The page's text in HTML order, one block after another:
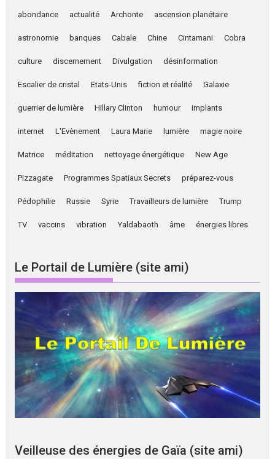
abondance actualité Archonte ascension planétaire
astronomie banques Cabale Chine Cintamani Cobra
culture discernement Divulgation désinformation
Escalier de cristal Etats-Unis fiction et réalité Galaxie
guerrier de lumière Hillary Clinton humour implants
internet L'Evènement Laura Marie lumière magie noire
Matrice méditation nettoyage énergétique New Age
Pizzagate Programmes Spatiaux Secrets préparez-vous
Pédophilie Russie Syrie Travailleurs de lumière Trump
TV vaccins vibration Yaldabaoth âme énergies libres
Le Portail de Lumière (site ami)
Veilleuse des énergies de Gaïa (site ami)